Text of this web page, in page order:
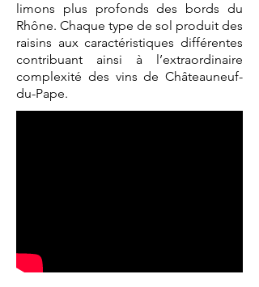
limons plus profonds des bords du
Rhône. Chaque type de sol produit des
raisins aux caractéristiques différentes
contribuant ainsi à l’extraordinaire
complexité des vins de Châteauneuf-
du-Pape.